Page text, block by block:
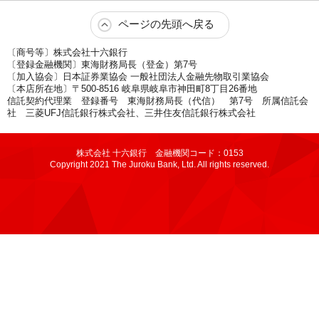
ページの先頭へ戻る
〔商号等〕株式会社十六銀行
〔登録金融機関〕東海財務局長（登金）第7号
〔加入協会〕日本証券業協会 一般社団法人金融先物取引業協会
〔本店所在地〕〒500-8516 岐阜県岐阜市神田町8丁目26番地
信託契約代理業 登録番号 東海財務局長（代信） 第7号 所属信託会
社 三菱UFJ信託銀行株式会社、三井住友信託銀行株式会社
株式会社 十六銀行 金融機関コード：0153
Copyright 2021 The Juroku Bank, Ltd. All rights reserved.